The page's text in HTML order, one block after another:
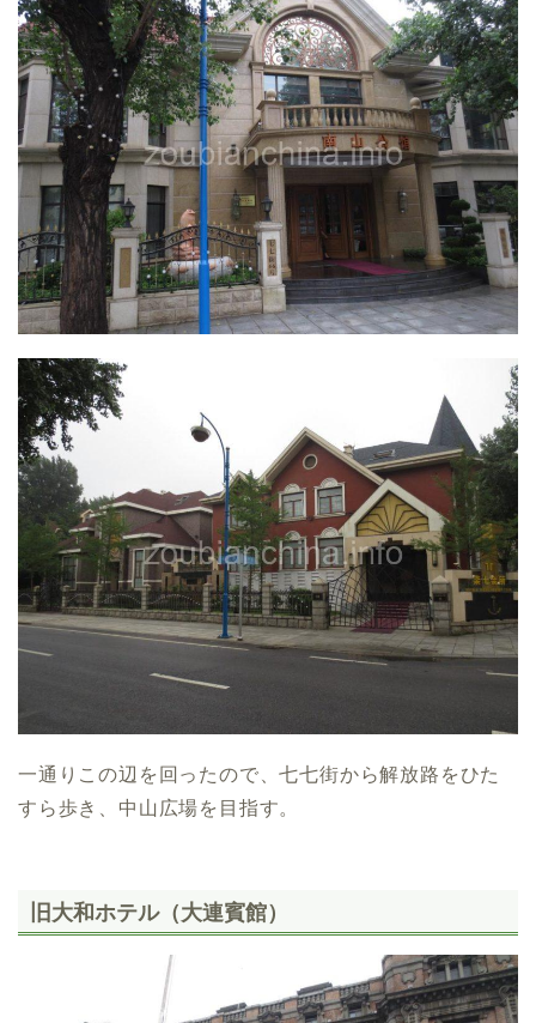
一通りこの辺を回ったので、七七街から解放路をひた
すら歩き、中山広場を目指す。
旧大和ホテル（大連賓館）